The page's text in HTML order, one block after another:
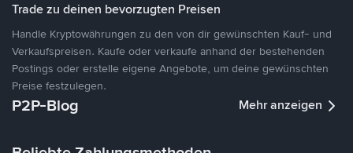
Trade zu deinen bevorzugten Preisen
Handle Kryptowährungen zu den von dir gewünschten Kauf- und
Verkaufspreisen. Kaufe oder verkaufe anhand der bestehenden
Postings oder erstelle eigene Angebote, um deine gewünschten
Preise festzulegen.
P2P-Blog Mehr anzeigen